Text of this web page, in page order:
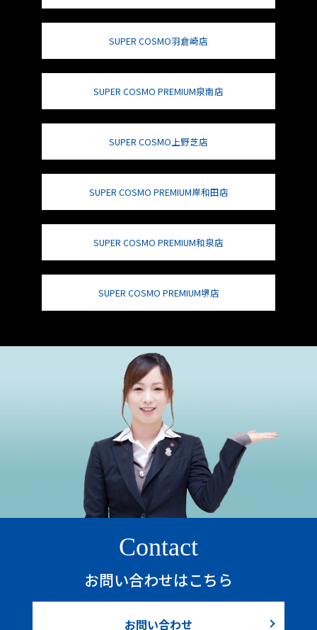
SUPER COSMO羽倉崎店
SUPER COSMO PREMIUM泉南店
SUPER COSMO上野芝店
SUPER COSMO PREMIUM岸和田店
SUPER COSMO PREMIUM和泉店
SUPER COSMO PREMIUM堺店
Contact
お問い合わせはこちら
お問い合わせ